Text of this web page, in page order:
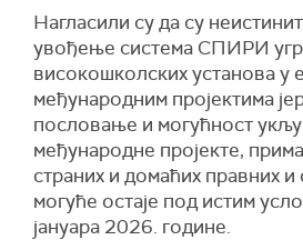
Нагласили су да су
увођење система СПИРИ
високошколских установа у
међународним пројектима
пословање и могућност
међународне пројекте,
страних и домаћих правних
могуће остаје под истим
јануара 2026. године.